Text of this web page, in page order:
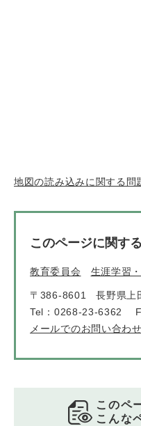
地図の読み込みに関する問
このページに関す
教育委員会 生涯学習
〒386-8601
長野県上
Tel：0268-23-6362
メールでのお問い合わせ
このペ
こんな